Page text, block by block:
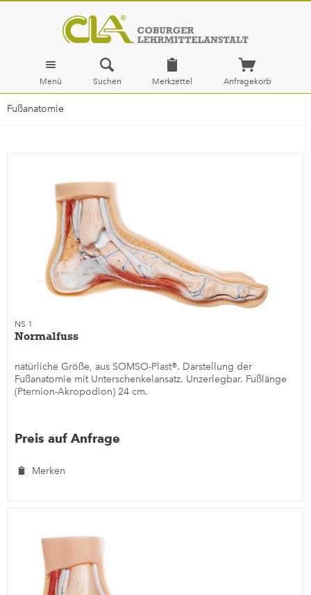
Menü Suchen Merkzettel Anfragekorb
Fußanatomie
NS 1
Normalfuss
natürliche Größe, aus SOMSO-Plast®. Darstellung der
Fußanatomie mit Unterschenkelansatz. Unzerlegbar. Fußlänge
(Pternion-Akropodion) 24 cm.
Preis auf Anfrage
Merken